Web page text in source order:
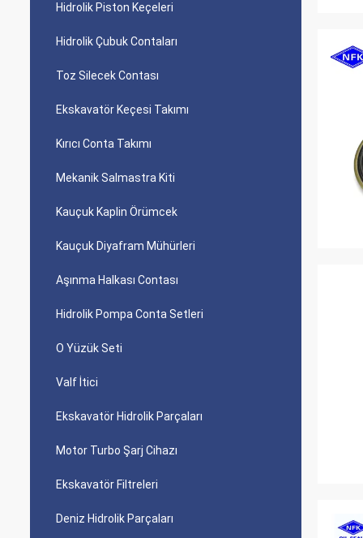
Hidrolik Piston Keçeleri
Hidrolik Çubuk Contaları
Toz Silecek Contası
Ekskavatör Keçesi Takımı
Kırıcı Conta Takımı
Mekanik Salmastra Kiti
Kauçuk Kaplin Örümcek
Kauçuk Diyafram Mühürleri
Aşınma Halkası Contası
Hidrolik Pompa Conta Setleri
O Yüzük Seti
Valf İtici
Ekskavatör Hidrolik Parçaları
Motor Turbo Şarj Cihazı
Ekskavatör Filtreleri
Deniz Hidrolik Parçaları